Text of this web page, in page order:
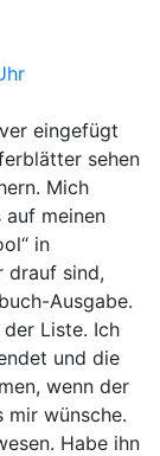
eingefügt
sehen
Mich
meinen
in
drauf sind,
Ausgabe.
Liste. Ich
und die
wenn der
mir wünsche.
Habe ihn